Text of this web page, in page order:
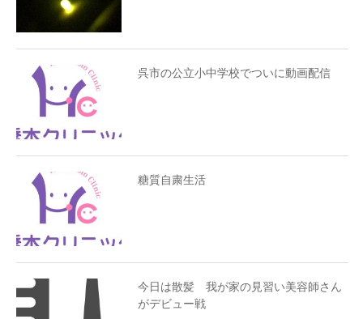
呉市の公立小中学校でついに動画配信
糖質自粛生活
今日は散髪 我が家の見習い美容師さん
がデビュー戦